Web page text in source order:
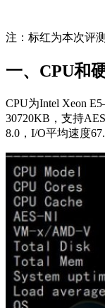
注：标红为本次评
一、CPU和
CPU为Intel Xeon
30720KB，支持
8.0，I/O平均速度